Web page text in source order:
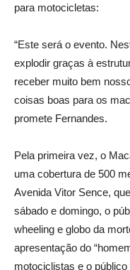
para motocicletas:
“Este será o evento.
explodir graças à
receber muito bem
coisas boas para os
promete Fernandes.
Pela primeira vez, o
uma cobertura de 500
Avenida Vitor Sence,
sábado e domingo, o
wheeling e globo da
apresentação do
motociclistas e o